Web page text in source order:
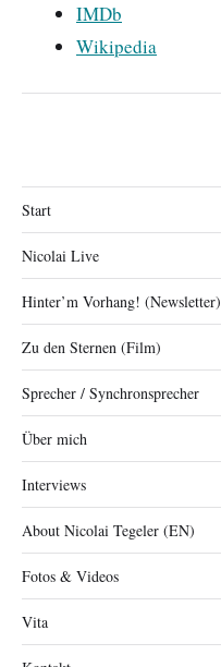
IMDb
Wikipedia
Start
Nicolai Live
Hinter’m Vorhang! (Newsletter)
Zu den Sternen (Film)
Sprecher / Synchronsprecher
Über mich
Interviews
About Nicolai Tegeler (EN)
Fotos & Videos
Vita